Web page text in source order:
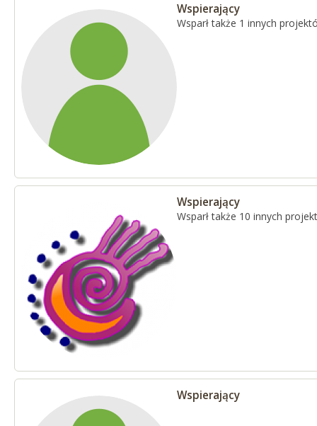
Wspierający
Wsparł także 1 innych
Wspierający
Wsparł także 10 innych
Wspierający